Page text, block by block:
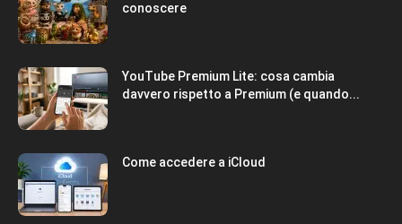
conoscere
YouTube Premium Lite: cosa cambia
davvero rispetto a Premium (e quando...
Come accedere a iCloud